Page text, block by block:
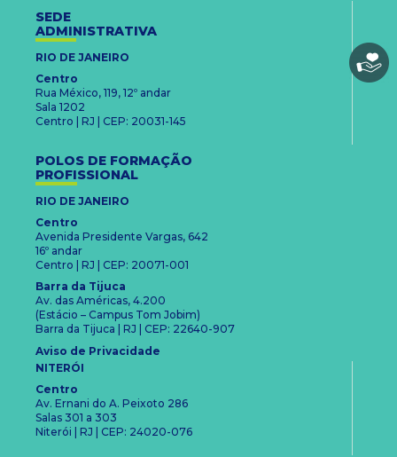
SEDE
ADMINISTRATIVA
RIO DE JANEIRO
Centro
Rua México, 119, 12º andar
Sala 1202
Centro | RJ | CEP: 20031-145
POLOS DE FORMAÇÃO
PROFISSIONAL
RIO DE JANEIRO
Centro
Avenida Presidente Vargas, 642
16º andar
Centro | RJ | CEP: 20071-001
Barra da Tijuca
Av. das Américas, 4.200
(Estácio – Campus Tom Jobim)
Barra da Tijuca | RJ | CEP: 22640-907
Aviso de Privacidade
NITERÓI
Centro
Av. Ernani do A. Peixoto 286
Salas 301 a 303
Niterói | RJ | CEP: 24020-076